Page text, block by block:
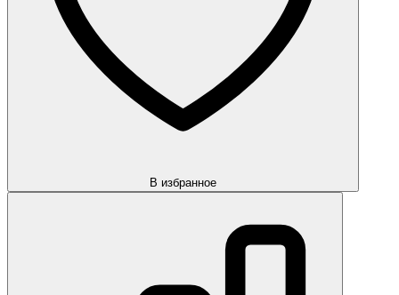
В избранное